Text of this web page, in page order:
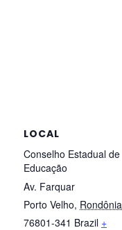
LOCAL
Conselho Estadual de
Educação
Av. Farquar
Porto Velho, Rondônia
76801-341 Brazil +